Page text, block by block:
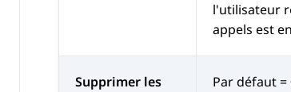
l'utilisateur
appels est
Supprimer les
Par défaut =